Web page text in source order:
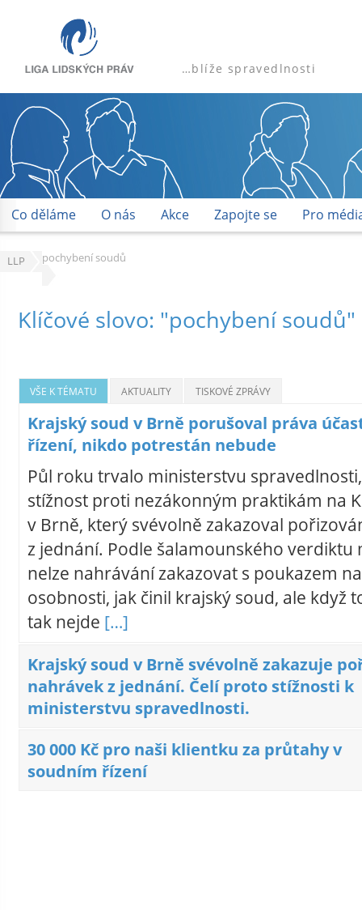
…blíže spravedlnosti
Co děláme O nás Akce Zapojte se Pro
LLP pochybení soudů
Klíčové slovo: "pochybení soudů"
VŠE K TÉMATU AKTUALITY TISKOVÉ ZPRÁVY
Krajský soud v Brně porušoval práva
řízení, nikdo potrestán nebude
Půl roku trvalo ministerstvu
stížnost proti nezákonným praktikám na
v Brně, který svévolně zakazoval
z jednání. Podle šalamounského verdiktu
nelze nahrávání zakazovat s poukazem
osobnosti, jak činil krajský soud, ale když
tak nejde […]
Krajský soud v Brně svévolně zakazuje
nahrávek z jednání. Čelí proto stížnosti k
ministerstvu spravedlnosti.
30 000 Kč pro naši klientku za průtahy v
soudním řízení